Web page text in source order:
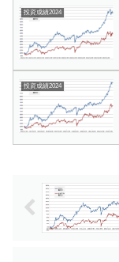
投資成績2024
投資成績2024